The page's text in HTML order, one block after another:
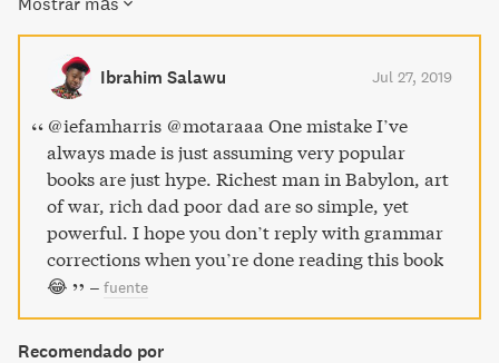
A pesar de su antigüedad, se trata de un libro
extremadamente moderno, que ayudará a reflexionar
sobre cualquier tipo de problema y a plantear las
estrategias necesarias para solucionarlo sin conflictos. LA
EXCELENCIA SUPREMA CONSISTE EN QUEBRAR LA
RESISTENCIA DEL ENEMIGO SIN LUCHAR (III-2) . El arte de
la guerra es el mejor libro de estrategia de todos los
tiempos. Ideal para aplicar en todos los aspectos de la
vida para conseguir la victoria sin entrar en conflicto.
Ibrahim Salawu Jul 27, 2019
@iefamharris @motaraaa One mistake I’ve
always made is just assuming very popular
books are just hype. Richest man in Babylon, art
of war, rich dad poor dad are so simple, yet
powerful. I hope you don’t reply with grammar
corrections when you’re done reading this book
😂
– fuente
Recomendado por